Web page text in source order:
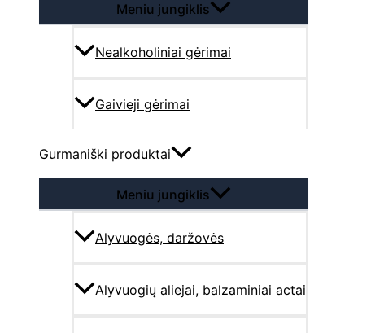
Meniu jungiklis
Nealkoholiniai gėrimai
Gaivieji gėrimai
Gurmaniški produktai
Meniu jungiklis
Alyvuogės, daržovės
Alyvuogių aliejai, balzaminiai actai